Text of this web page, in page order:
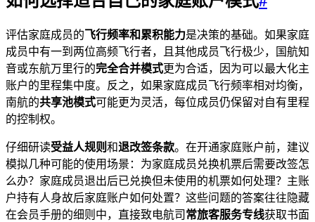
SYDNEY · INDEPENDENT · EST. 2026
评估家庭成员的飞行频率和累积能力是决策的基础。如果家庭
成员中有一到两位高频飞行者，且其他成员飞行极少，国航知
音或东航万里行的完全合并模式更为合适，因为可以最大化主
账户的里程集中度。反之，如果家庭成员飞行频率相对均衡，
南航的共享池模式可能更为灵活，每位成员仍保留对自有里程
的控制权。
仔细研读受益人规则和退改签条款。在开通家庭账户前，建议
模拟几种可能的使用场景：为家庭成员兑换机票后需要改签怎
么办？家庭成员退出后已兑换但未使用的机票如何处理？主账
户持有人身故后家庭账户如何处置？这些问题的答案往往隐藏
在会员手册的细则中，直接致电航司 常旅客服务专线获取书面